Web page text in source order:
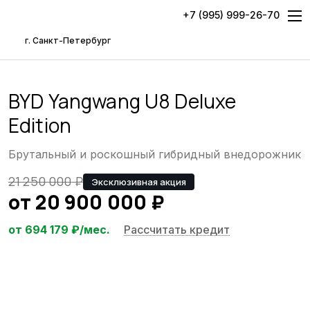
+7 (995) 999-26-70
г. Санкт-Петербург
BYD Yangwang U8 Deluxe
Edition
Брутальный и роскошный гибридный внедорожник
от 20 900 000 ₽
21 250 000₽ Эксклюзивная акция
от 694 179 ₽/мес. Рассчитать кредит